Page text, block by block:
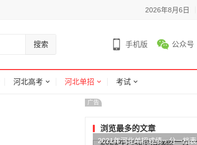
2026年8月6日
搜索 手机版 公众号
河北高考 河北单招 考试
广告
浏览最多的文章
2021年河北单招成绩一分一档表